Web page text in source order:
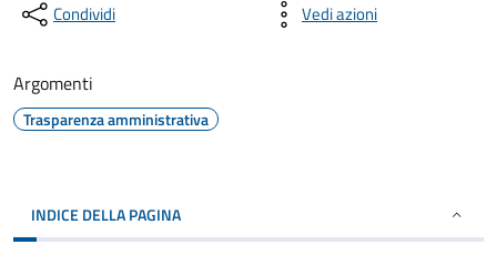
Condividi Vedi azioni
Argomenti
Trasparenza amministrativa
INDICE DELLA PAGINA